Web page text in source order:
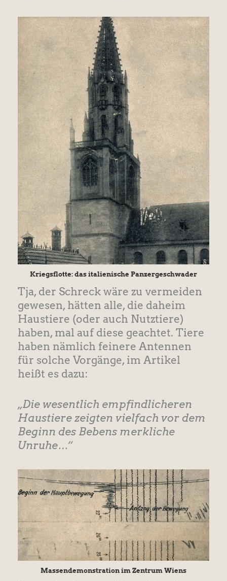
Kriegsflotte: das italienische Panzergeschwader
Tja, der Schreck wäre zu vermeiden
gewesen, hätten alle, die daheim
Haustiere (oder auch Nutztiere)
haben, mal auf diese geachtet. Tiere
haben nämlich feinere Antennen
für solche Vorgänge, im Artikel
heißt es dazu:
„Die wesentlich empfindlicheren
Haustiere zeigten vielfach vor dem
Beginn des Bebens merkliche
Unruhe…“
Massendemonstration im Zentrum Wiens